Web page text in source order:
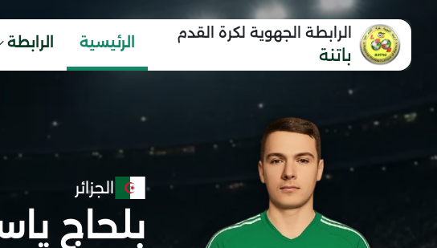
الرابطة الجهوية لكرة القدم
باتنة
الرئيسية الرابطة
الجزائر
بلحاج